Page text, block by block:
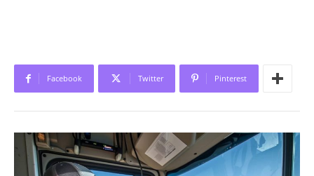
Facebook Twitter Pinterest